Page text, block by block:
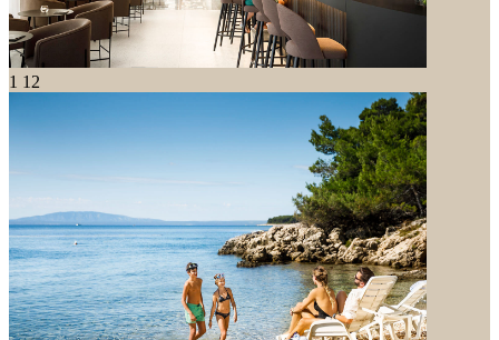
1 12